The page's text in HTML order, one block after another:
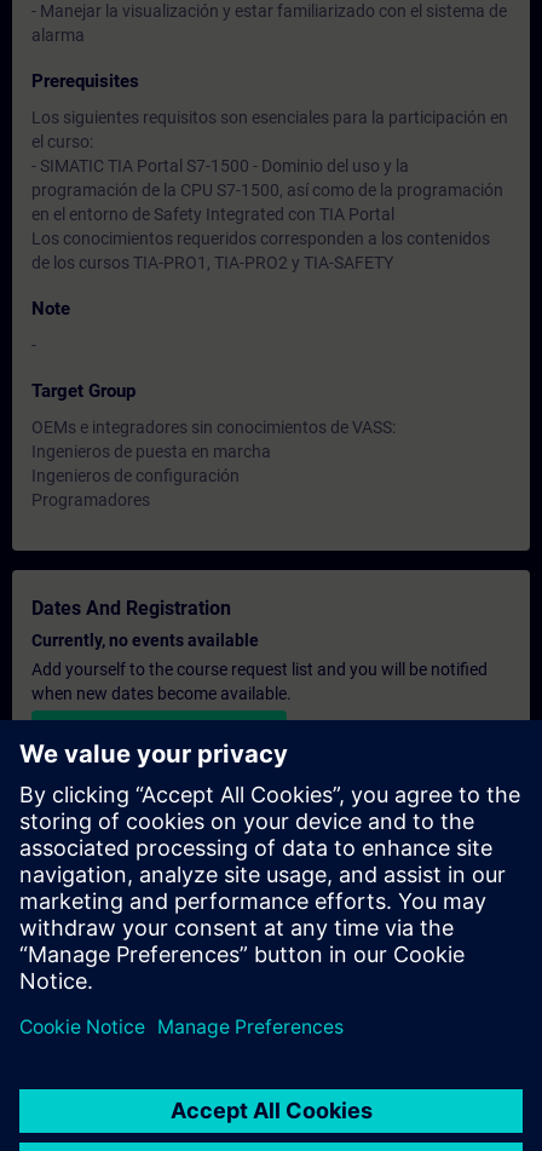
- Manejar la visualización y estar familiarizado con el sistema de
alarma
Prerequisites
Los siguientes requisitos son esenciales para la participación en
el curso:
- SIMATIC TIA Portal S7-1500 - Dominio del uso y la
programación de la CPU S7-1500, así como de la programación
en el entorno de Safety Integrated con TIA Portal
Los conocimientos requeridos corresponden a los contenidos
de los cursos TIA-PRO1, TIA-PRO2 y TIA-SAFETY
Note
-
Target Group
OEMs e integradores sin conocimientos de VASS:
Ingenieros de puesta en marcha
Ingenieros de configuración
Programadores
Dates And Registration
Currently, no events available
Add yourself to the course request list and you will be notified
when new dates become available.
Personalised Quotation
If you require a standard list price quotation for this training, for
example for your purchasing department, then please click the
link below. You first need to provide some personal details and
after this a quotation will be emailed to you.
Provide Quotation